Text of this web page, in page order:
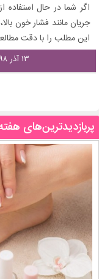
اگر شما در حال
جریان مانند فشار خون
این مطلب را با دقت
۱۳ آذر ۱۳۹۸ - ۱۰:۵۵
پربازدیدترین‌های